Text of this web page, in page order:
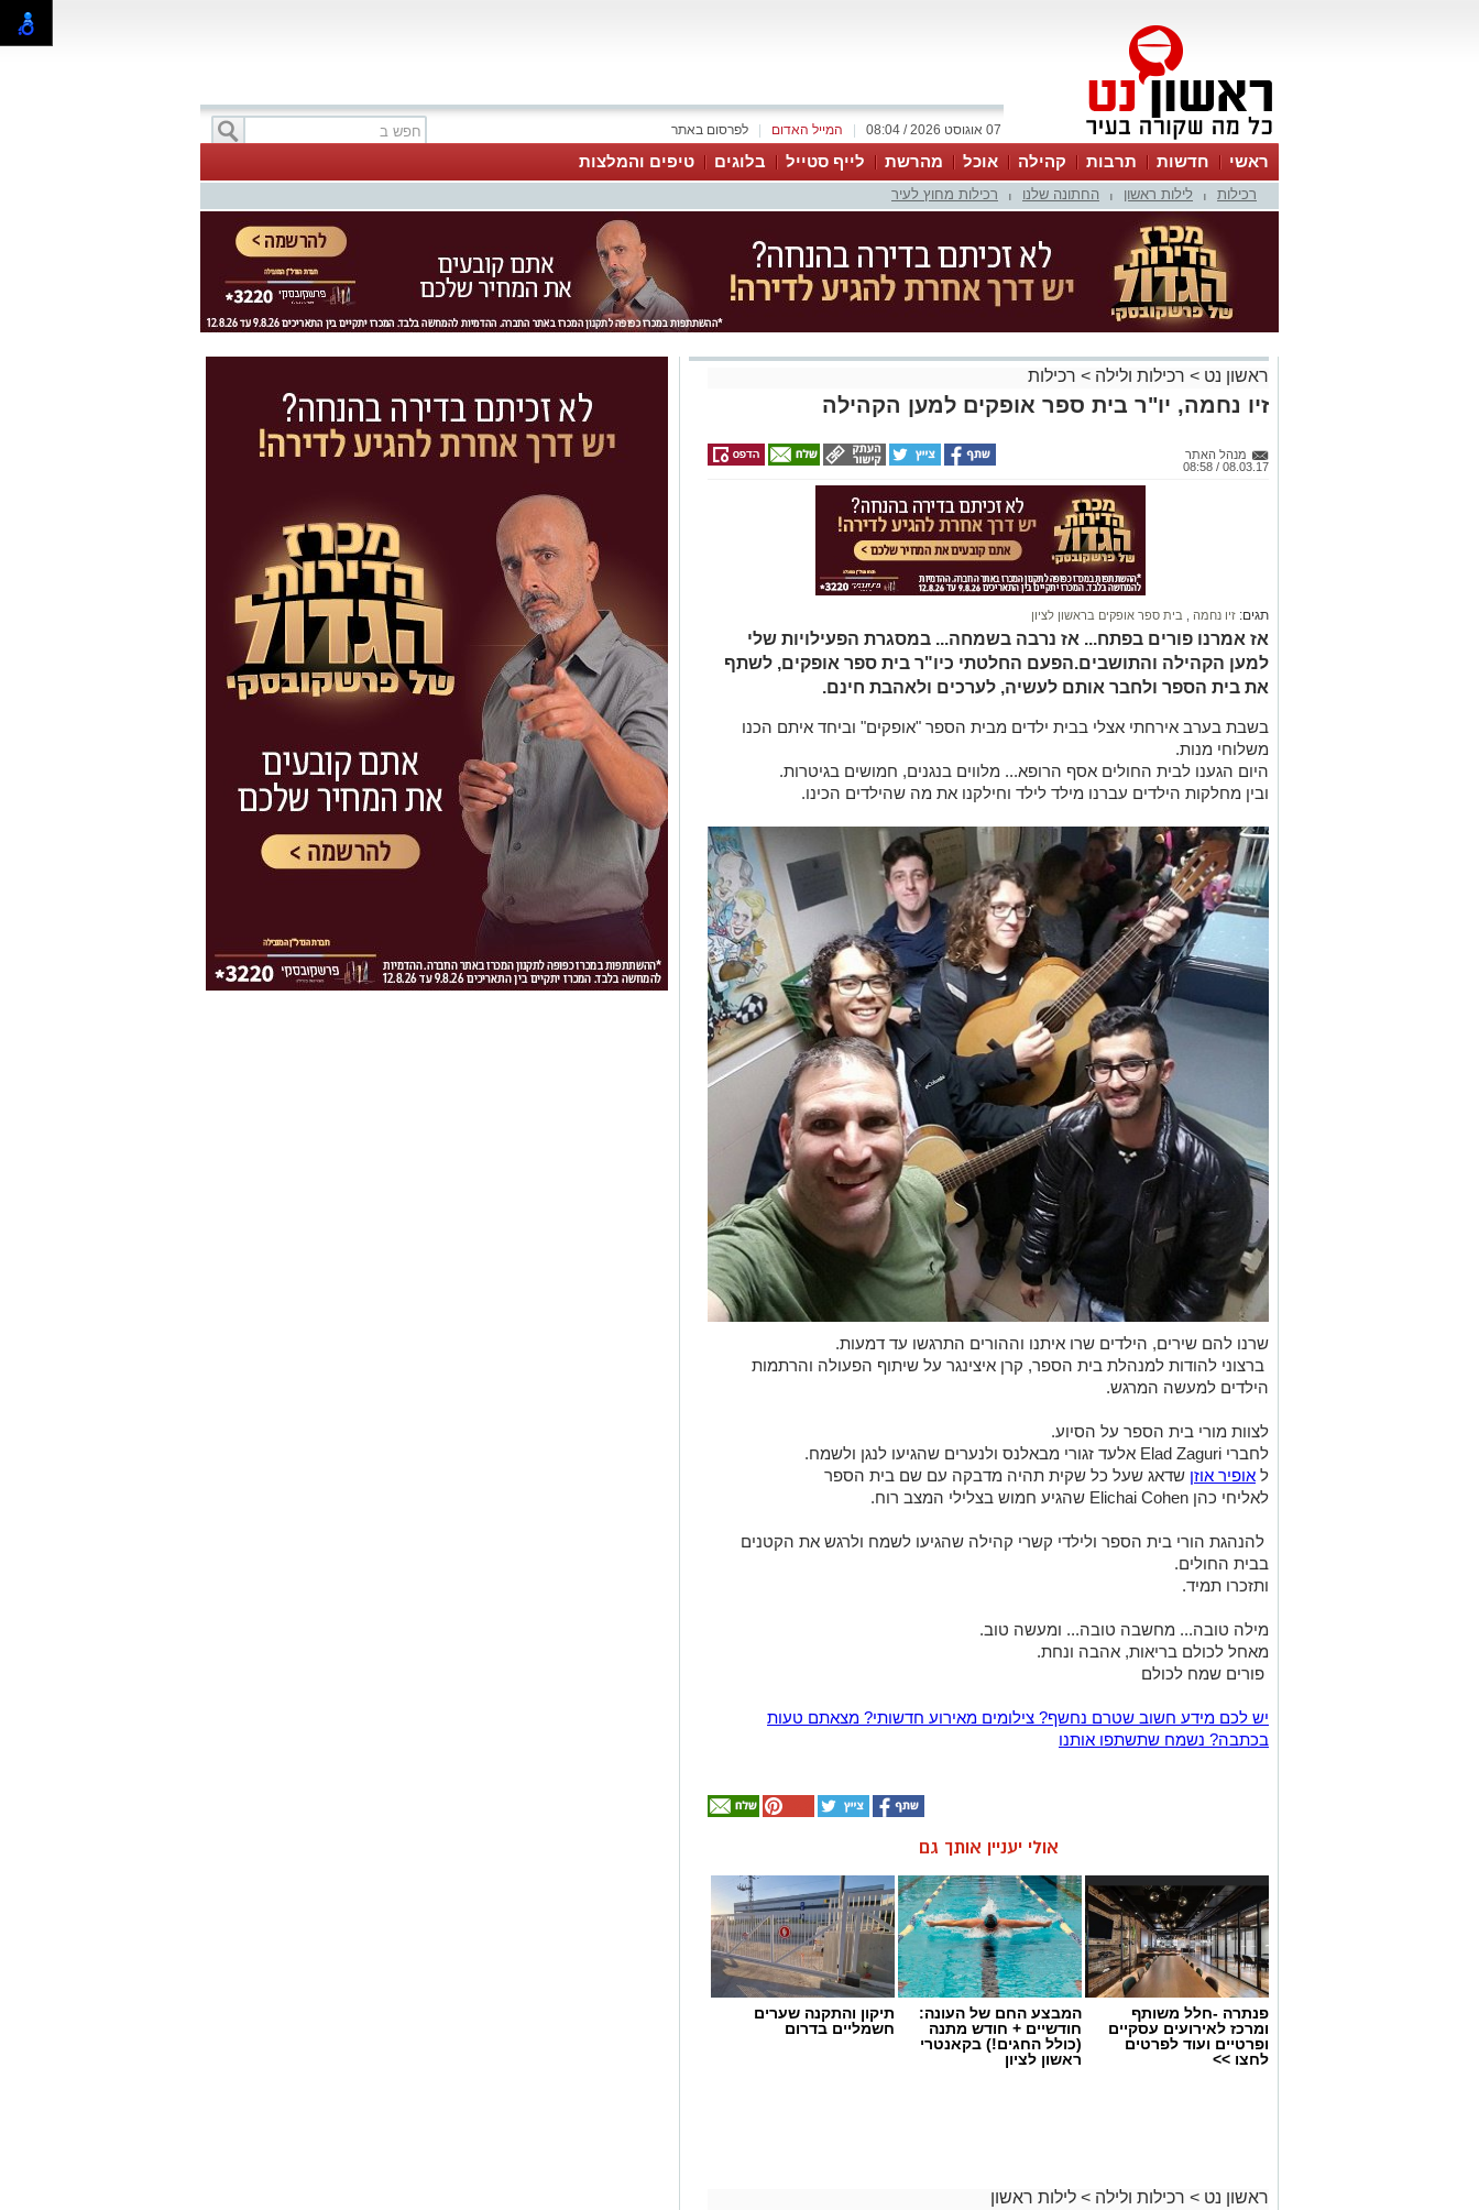
לפרסום באתר המייל האדום 07 אוגוסט 2026 / 08:04
ראשי חדשות תרבות קהילה אוכל מהרשת לייף סטייל בלוגים טיפים והמלצות
רכילות לילות ראשון החתונה שלנו רכילות מחוץ לעיר
ראשון נט > רכילות ולילה > רכילות
זיו נחמה, יו"ר בית ספר אופקים למען הקהילה
מנהל האתר
08.03.17 / 08:58
תגים: זיו נחמה בית ספר אופקים בראשון לציון
אז אמרנו פורים בפתח... אז נרבה בשמחה... במסגרת הפעילויות שלי
למען הקהילה והתושבים.הפעם החלטתי כיו"ר בית ספר אופקים, לשתף
את בית הספר ולחבר אותם לעשיה, לערכים ולאהבת חינם.
בשבת בערב אירחתי אצלי בבית ילדים מבית הספר "אופקים" וביחד איתם הכנו
משלוחי מנות.
היום הגענו לבית החולים אסף הרופא... מלווים בנגנים, חמושים בגיטרות.
ובין מחלקות הילדים עברנו מילד לילד וחילקנו את מה שהילדים הכינו.
שרנו להם שירים, הילדים שרו איתנו וההורים התרגשו עד דמעות.
ברצוני להודות למנהלת בית הספר, קרן איצינגר על שיתוף הפעולה והרתמות
הילדים למעשה המרגש.
לצוות מורי בית הספר על הסיוע.
לחברי Elad Zaguri אלעד זגורי מבאלנס ולנערים שהגיעו לנגן ולשמח.
ל אופיר אוזן שדאג שעל כל שקית תהיה מדבקה עם שם בית הספר
לאליחי כהן Elichai Cohen שהגיע חמוש בצלילי המצב רוח.
להנהגת הורי בית הספר ולילדי קשרי קהילה שהגיעו לשמח ולרגש את הקטנים
בבית החולים.
ותזכרו תמיד.
מילה טובה... מחשבה טובה... ומעשה טוב.
מאחל לכולם בריאות, אהבה ונחת.
פורים שמח לכולם
יש לכם מידע חשוב שטרם נחשף? צילומים מאירוע חדשותי? מצאתם טעות
בכתבה? נשמח שתשתפו אותנו
אולי יעניין אותך גם
פנתרה -חלל משותף
ומרכז לאירועים עסקיים
ופרטיים ועוד לפרטים
לחצו >>
המבצע החם של העונה:
חודשיים + חודש מתנה
(כולל החגים!) בקאנטרי
ראשון לציון
תיקון והתקנה שערים
חשמליים בדרום
ראשון נט > רכילות ולילה > לילות ראשון